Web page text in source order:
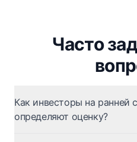
Часто
Как инвесторы на ранней
определяют оценку?